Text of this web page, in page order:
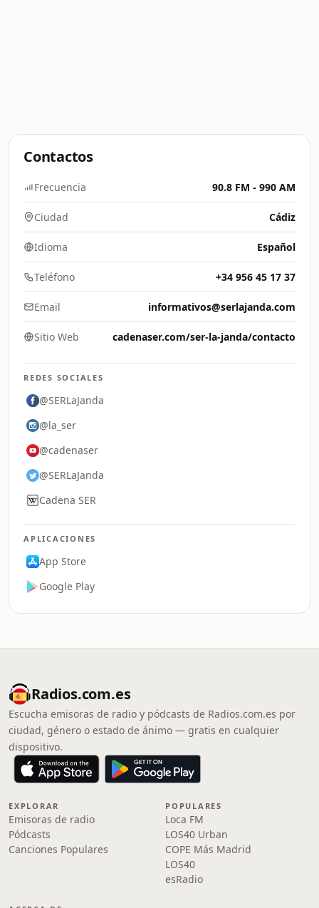
Contactos
Frecuencia 90.8 FM - 990 AM
Ciudad Cádiz
Idioma Español
Teléfono +34 956 45 17 37
Email informativos@serlajanda.com
Sitio Web cadenaser.com/ser-la-janda/contacto
REDES SOCIALES
@SERLaJanda
@la_ser
@cadenaser
@SERLaJanda
Cadena SER
APLICACIONES
App Store
Google Play
Radios.com.es
Escucha emisoras de radio y pódcasts de Radios.com.es por
ciudad, género o estado de ánimo — gratis en cualquier
dispositivo.
EXPLORAR
Emisoras de radio
Pódcasts
Canciones Populares
POPULARES
Loca FM
LOS40 Urban
COPE Más Madrid
LOS40
esRadio